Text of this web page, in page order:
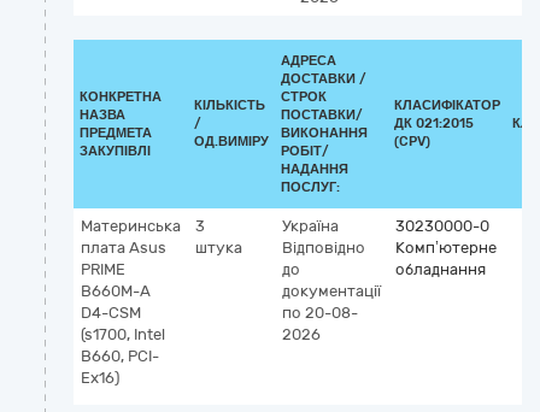
КОНКРЕТНА
НАЗВА
ПРЕДМЕТА
ЗАКУПІВЛІ
КІЛЬКІСТЬ
/
ОД.ВИМІРУ
АДРЕСА
ДОСТАВКИ /
СТРОК
ПОСТАВКИ/
ВИКОНАННЯ
РОБІТ/
НАДАННЯ
ПОСЛУГ:
КЛАСИФІКАТОР
ДК 021:2015
(CPV)
Материнська
плата Asus
PRIME
B660M-A
D4-CSM
(s1700, Intel
B660, PCI-
Ex16)
3
штука
Україна
Відповідно
до
документації
по 20-08-
2026
30230000-0
Комп’ютерне
обладнання